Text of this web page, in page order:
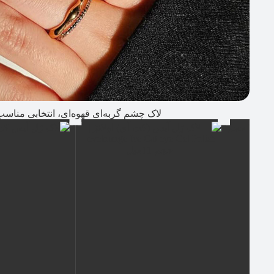
لاک چشم گربه‌ای قهوه‌ای، انتخابی